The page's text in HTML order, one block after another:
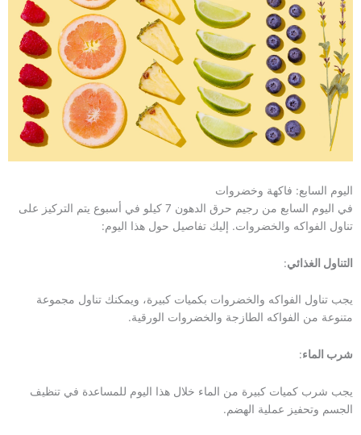
اليوم السابع: فاكهة وخضروات
في اليوم السابع من رجيم حرق الدهون 7 كيلو في أسبوع يتم التركيز على
تناول الفواكه والخضروات. إليك تفاصيل حول هذا اليوم:
التناول الغذائي:
يجب تناول الفواكه والخضروات بكميات كبيرة، ويمكنك تناول مجموعة
متنوعة من الفواكه الطازجة والخضروات الورقية.
شرب الماء:
يجب شرب كميات كبيرة من الماء خلال هذا اليوم للمساعدة في تنظيف
الجسم وتحفيز عملية الهضم.